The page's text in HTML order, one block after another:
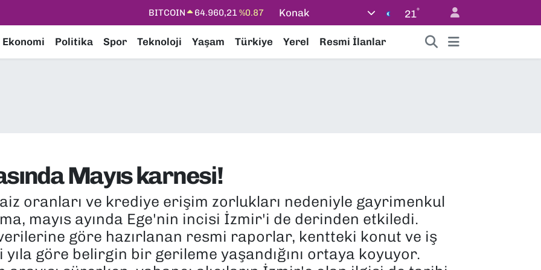
DOLAR 47,7436%0.18
STERLİN
64,4811%0.38
Konak 21°
Ekonomi Politika Spor Teknoloji Yaşam Türkiye Yerel Resmi İlanlar
Mayıs karnesi!
oranları ve krediye erişim zorlukları nedeniyle gayrimenkul
mayıs ayında Ege'nin incisi İzmir'i de derinden etkiledi.
göre hazırlanan resmi raporlar, kentteki konut ve iş
göre belirgin bir gerileme yaşandığını ortaya koyuyor.